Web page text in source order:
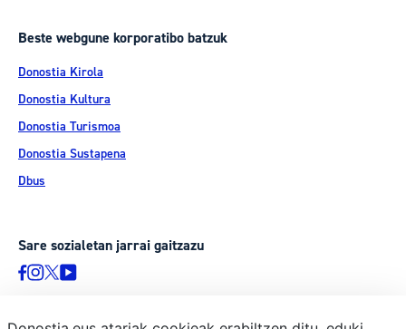
Beste webgune korporatibo batzuk
Donostia Kirola
Donostia Kultura
Donostia Turismoa
Donostia Sustapena
Dbus
Sare sozialetan jarrai gaitzazu